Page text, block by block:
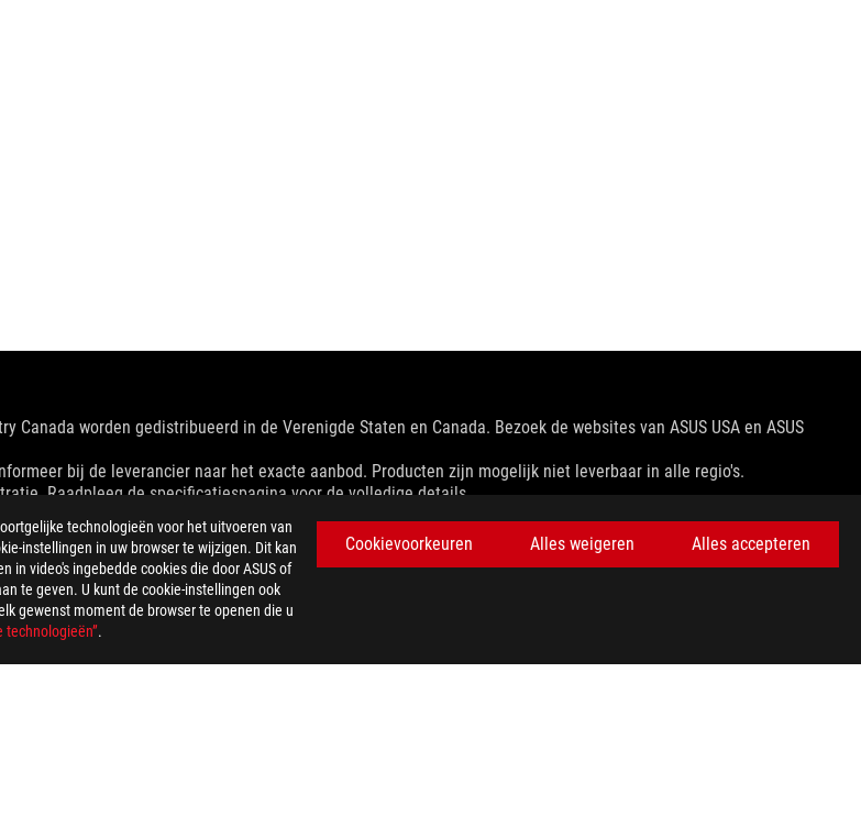
technologieën voor het uitvoeren van
instellingen in uw browser te wijzigen. Dit kan
in video's ingebedde cookies die door ASUS of
te geven. U kunt de cookie-instellingen ook
gewenst moment de browser te openen die u
technologieën”.
Cookievoorkeuren Alles weigeren Alles accepteren
worden gedistribueerd in de Verenigde Staten en Canada. Bezoek de websites van ASUS USA en ASUS
bij de leverancier naar het exacte aanbod. Producten zijn mogelijk niet leverbaar in alle regio's.
Raadpleeg de specificatiespagina voor de volledige details.
worden gewijzigd.
Daadwerkelijke cijfers kunnen in praktijksituaties verschillen.
van vele factoren, waaronder de verwerkingssnelheid van het hostapparaat, bestandskenmerken en andere
Alle wederverkopers zijn vrij om hun eigen prijs te bepalen.